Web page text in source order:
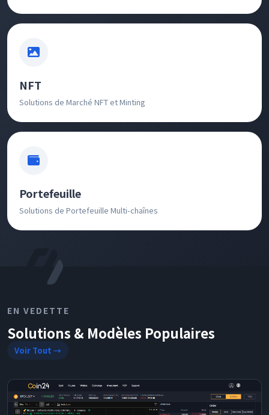
NFT
Solutions de Marché NFT et Minting
Portefeuille
Solutions de Portefeuille Multi-chaînes
EN VEDETTE
Solutions & Modèles Populaires
Voir Tout →